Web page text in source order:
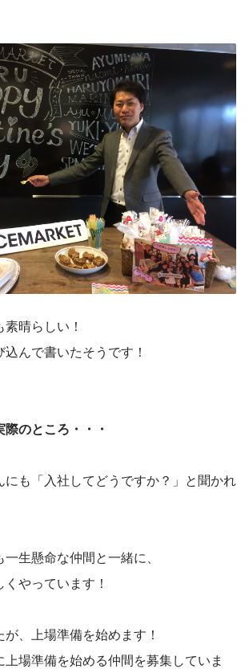
晴らしい！
んで書いたそうです！
のところ・・・
にも「入社してどうですか？」と聞かれ
生懸命な仲間と一緒に、
やっています！
、上場準備を始めます！
場準備を始める仲間を募集していま